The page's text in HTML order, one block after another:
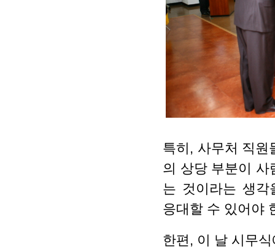
특히 , 사무처 직원
의 상당 부분이 사
는 것이라는 생각
응대할 수 있어야
한편 , 이 날 시무